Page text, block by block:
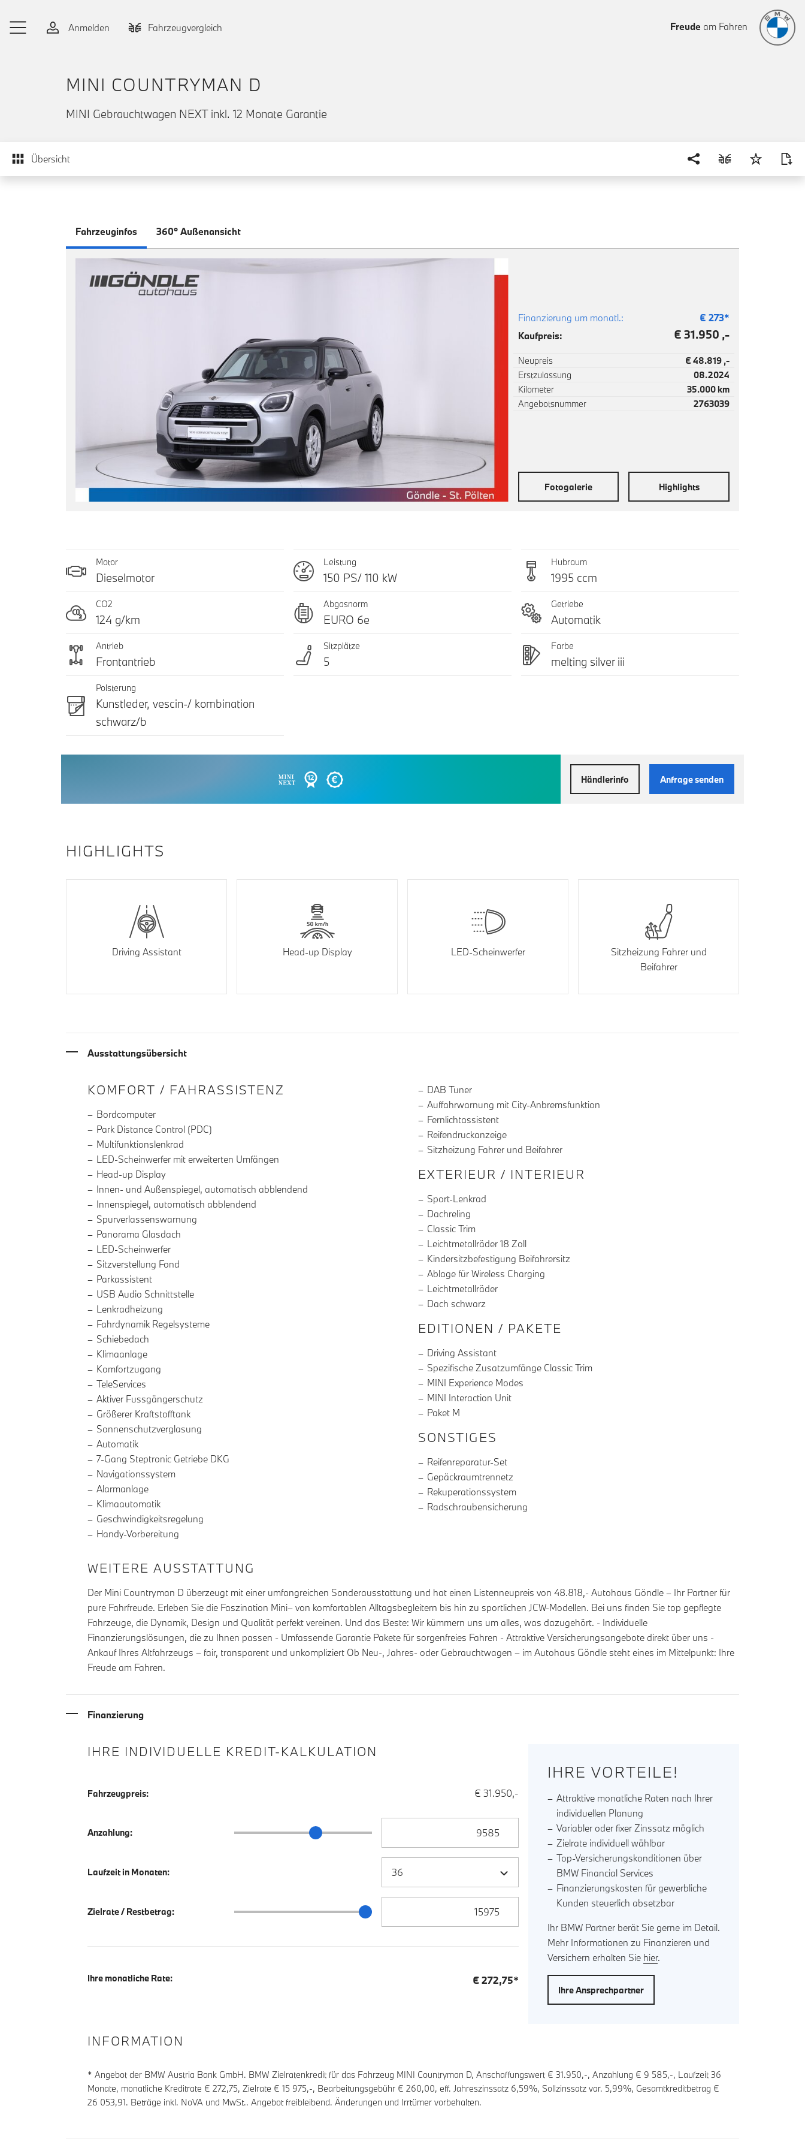
Anmelden
Fahrzeugvergleich Freude am Fahren
MINI COUNTRYMAN D
MINI Gebrauchtwagen NEXT inkl. 12 Monate Garantie
Übersicht
Fahrzeuginfos 360° Außenansicht
Finanzierung um monatl.: € 273*
Kaufpreis:
€ 31.950 ,-
Neupreis
€ 48.819 ,-
Erstzulassung
08.2024
Kilometer
35.000 km
Angebotsnummer
2763039
Fotogalerie Highlights
Motor
Dieselmotor
Leistung
150 PS/ 110 kW
Hubraum
1995 ccm
CO2
124 g/km
Abgasnorm
EURO 6e
Getriebe
Automatik
Antrieb
Frontantrieb
Sitzplätze
5
Farbe
melting silver iii
Polsterung
Kunstleder, vescin-/ kombination
schwarz/b
Händlerinfo Anfrage senden
HIGHLIGHTS
Driving Assistant Head-up Display LED-Scheinwerfer
Sitzheizung Fahrer und
Beifahrer
Ausstattungsübersicht
INFORMATIONEN ÜBER DIE AUSSTATTUNG
KOMFORT / FAHRASSISTENZ
Bordcomputer
Park Distance Control (PDC)
Multifunktionslenkrad
LED-Scheinwerfer mit erweiterten Umfängen
Head-up Display
Innen- und Außenspiegel, automatisch abblendend
Innenspiegel, automatisch abblendend
Spurverlassenswarnung
Panorama Glasdach
LED-Scheinwerfer
Sitzverstellung Fond
Parkassistent
USB Audio Schnittstelle
Lenkradheizung
Fahrdynamik Regelsysteme
Schiebedach
Klimaanlage
Komfortzugang
TeleServices
Aktiver Fussgängerschutz
Größerer Kraftstofftank
Sonnenschutzverglasung
Automatik
7-Gang Steptronic Getriebe DKG
Navigationssystem
Alarmanlage
Klimaautomatik
Geschwindigkeitsregelung
Handy-Vorbereitung
DAB Tuner
Auffahrwarnung mit City-Anbremsfunktion
Fernlichtassistent
Reifendruckanzeige
Sitzheizung Fahrer und Beifahrer
EXTERIEUR / INTERIEUR
Sport-Lenkrad
Dachreling
Classic Trim
Leichtmetallräder 18 Zoll
Kindersitzbefestigung Beifahrersitz
Ablage für Wireless Charging
Leichtmetallräder
Dach schwarz
EDITIONEN / PAKETE
Driving Assistant
Spezifische Zusatzumfänge Classic Trim
MINI Experience Modes
MINI Interaction Unit
Paket M
SONSTIGES
Reifenreparatur-Set
Gepäckraumtrennetz
Rekuperationssystem
Radschraubensicherung
WEITERE AUSSTATTUNG
Der Mini Countryman D überzeugt mit einer umfangreichen Sonderausstattung und hat einen Listenneupreis von 48.818,- Autohaus Göndle – Ihr Partner für
pure Fahrfreude. Erleben Sie die Faszination Mini– von komfortablen Alltagsbegleitern bis hin zu sportlichen JCW-Modellen. Bei uns finden Sie top gepflegte
Fahrzeuge, die Dynamik, Design und Qualität perfekt vereinen. Und das Beste: Wir kümmern uns um alles, was dazugehört. - Individuelle
Finanzierungslösungen, die zu Ihnen passen - Umfassende Garantie Pakete für sorgenfreies Fahren - Attraktive Versicherungsangebote direkt über uns -
Ankauf Ihres Altfahrzeugs – fair, transparent und unkompliziert Ob Neu-, Jahres- oder Gebrauchtwagen – im Autohaus Göndle steht eines im Mittelpunkt: Ihre
Freude am Fahren.
Finanzierung
IHRE INDIVIDUELLE KREDIT-KALKULATION
Fahrzeugpreis: € 31.950,-
Anzahlung: Anzahlung Schieberegler
Laufzeit in Monaten:
Zielrate / Restbetrag: Zielrate / Restbetrag Schieberegler
Ihre monatliche Rate: €272,75*
INFORMATION
* Angebot der BMW Austria Bank GmbH. BMW Zielratenkredit für das Fahrzeug MINI Countryman D, Anschaffungswert € 31.950,-, Anzahlung € 9 585,-, Laufzeit36
Monate, monatliche Kreditrate € 272,75, Zielrate € 15 975,-, Bearbeitungsgebühr € 260,00, eff. Jahreszinssatz 6,59%, Sollzinssatz var. 5,99%, Gesamtkreditbetrag €
26 053,91. Beträge inkl. NoVA und MwSt.. Angebot freibleibend. Änderungen und Irrtümer vorbehalten.
IHRE VORTEILE!
Attraktive monatliche Raten nach Ihrer
individuellen Planung
Variabler oder fixer Zinssatz möglich
Zielrate individuell wählbar
Top-Versicherungskonditionen über
BMW Financial Services
Finanzierungskosten für gewerbliche
Kunden steuerlich absetzbar
Ihr BMW Partner berät Sie gerne im Detail.
Mehr Informationen zu Finanzieren und
Versichern erhalten Sie hier.
Ihre Ansprechpartner